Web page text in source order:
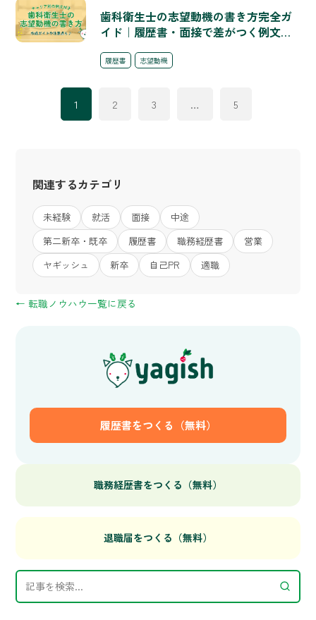
歯科衛生士の志望動機の書き方完全ガ
イド｜履歴書・面接で差がつく例文と
履歴書 志望動機
1 2 3 … 5
関連するカテゴリ
未経験 就活 面接
中途
第二新卒・既卒
履歴書 職務経歴書
営業
ヤギッシュ
新卒 自己PR 適職
← 転職ノウハウ一覧に戻る
履歴書をつくる（無料）
職務経歴書をつくる（無料）
退職届をつくる（無料）